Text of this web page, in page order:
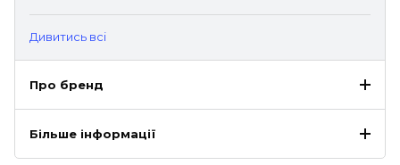
Дивитись всі
Про бренд
Більше інформації